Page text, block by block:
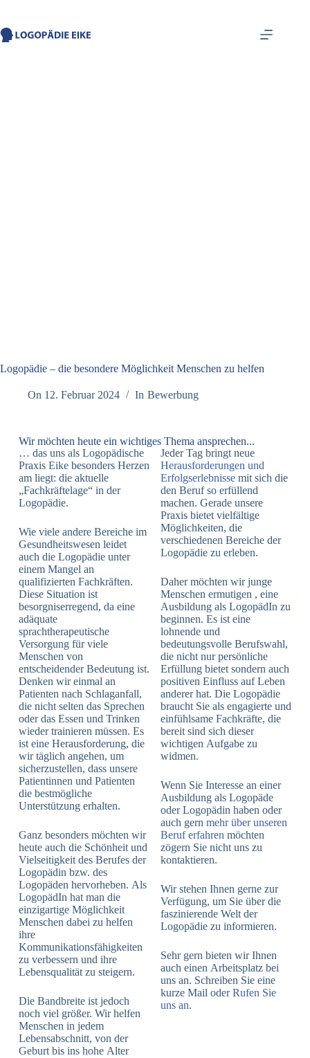
Logopädie – die besondere Möglichkeit Menschen zu helfen
On 12. Februar 2024 In Bewerbung
Wir möchten heute ein wichtiges Thema ansprechen...
… das uns als Logopädische
Praxis Eike besonders Herzen
am liegt: die aktuelle
„Fachkräftelage“ in der
Logopädie.
Wie viele andere Bereiche im
Gesundheitswesen leidet
auch die Logopädie unter
einem Mangel an
qualifizierten Fachkräften.
Diese Situation ist
besorgniserregend, da eine
adäquate
sprachtherapeutische
Versorgung für viele
Menschen von
entscheidender Bedeutung ist.
Denken wir einmal an
Patienten nach Schlaganfall,
die nicht selten das Sprechen
oder das Essen und Trinken
wieder trainieren müssen. Es
ist eine Herausforderung, die
wir täglich angehen, um
sicherzustellen, dass unsere
Patientinnen und Patienten
die bestmögliche
Unterstützung erhalten.
Ganz besonders möchten wir
heute auch die Schönheit und
Vielseitigkeit des Berufes der
Logopädin bzw. des
Logopäden hervorheben. Als
LogopädIn hat man die
einzigartige Möglichkeit
Menschen dabei zu helfen
ihre
Kommunikationsfähigkeiten
zu verbessern und ihre
Lebensqualität zu steigern.
Die Bandbreite ist jedoch
noch viel größer. Wir helfen
Menschen in jedem
Lebensabschnitt, von der
Geburt bis ins hohe Alter
Jeder Tag bringt neue
Herausforderungen und
Erfolgserlebnissemit sich die
den Beruf so erfüllend
machen. Gerade unsere
Praxis bietet vielfältige
Möglichkeiten, die
verschiedenen Bereiche der
Logopädie zu erleben.
Daher möchten wir junge
Menschen ermutigen , eine
Ausbildung als LogopädIn zu
beginnen. Es ist eine
lohnende und
bedeutungsvolle Berufswahl,
die nicht nur persönliche
Erfüllung bietet sondern auch
positiven Einfluss auf Leben
anderer hat. Die Logopädie
braucht Sie als engagierte und
einfühlsame Fachkräfte, die
bereit sind sich dieser
wichtigen Aufgabe zu
widmen.
Wenn Sie Interesse an einer
Ausbildung als Logopäde
oder Logopädin haben oder
auch gern mehr über unseren
Beruf erfahren möchten
zögern Sie nicht uns zu
kontaktieren.
Wir stehen Ihnen gerne zur
Verfügung, um Sie über die
faszinierende Welt der
Logopädie zu informieren.
Sehr gern bieten wir Ihnen
auch einen Arbeitsplatz bei
uns an. Schreiben Sie eine
kurze Mail oderRufen Sie
uns an.